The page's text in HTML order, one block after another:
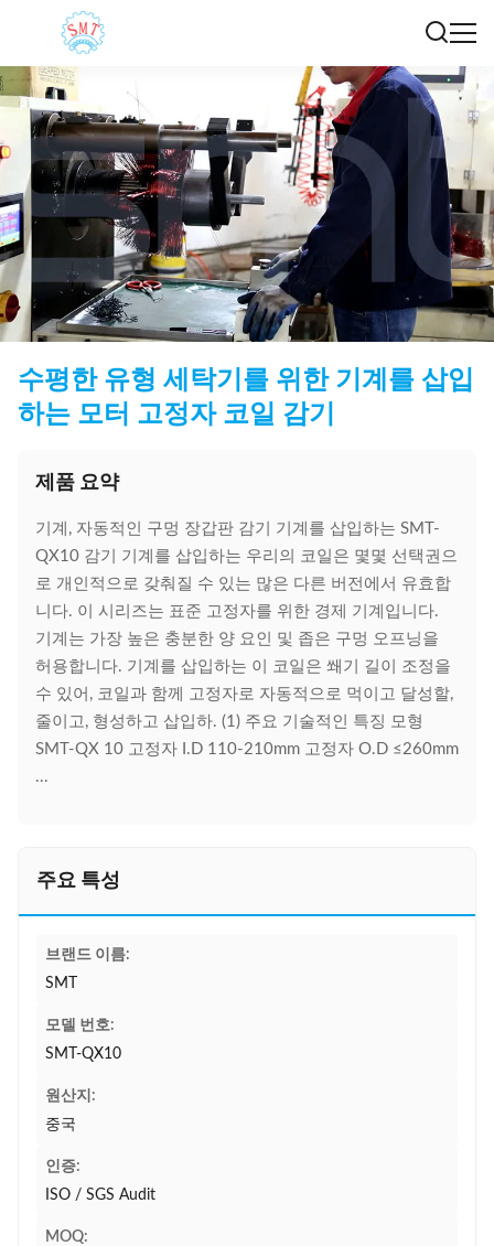
수평한 유형 세탁기를 위한 기계를 삽입
하는 모터 고정자 코일 감기
제품 요약
기계, 자동적인 구멍 장갑판 감기 기계를 삽입하는 SMT-
QX10 감기 기계를 삽입하는 우리의 코일은 몇몇 선택권으
로 개인적으로 갖춰질 수 있는 많은 다른 버전에서 유효합
니다. 이 시리즈는 표준 고정자를 위한 경제 기계입니다.
기계는 가장 높은 충분한 양 요인 및 좁은 구멍 오프닝을
허용합니다. 기계를 삽입하는 이 코일은 쐐기 길이 조정을
수 있어, 코일과 함께 고정자로 자동적으로 먹이고 달성할,
줄이고, 형성하고 삽입하. (1) 주요 기술적인 특징 모형
SMT-QX 10 고정자 I.D 110-210mm 고정자 O.D ≤260mm
...
주요 특성
브랜드 이름:
SMT
모델 번호:
SMT-QX10
원산지:
중국
인증:
ISO / SGS Audit
MOQ: